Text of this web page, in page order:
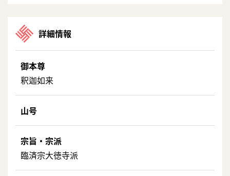
詳細情報
御本尊
釈迦如来
山号
宗旨・宗派
臨済宗大徳寺派